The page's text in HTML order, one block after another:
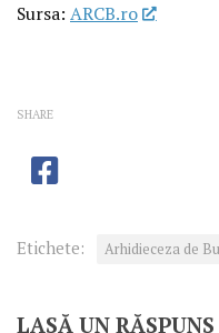
Sursa: ARCB.ro
SHARE
Etichete: Arhidieceza de
LASĂ UN RĂSPUNS